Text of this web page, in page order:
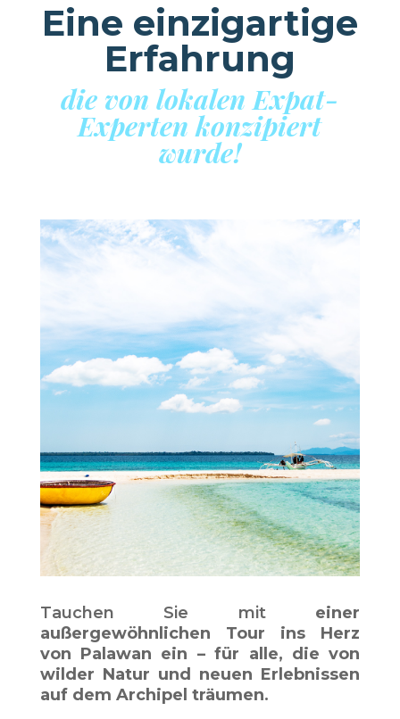
Eine einzigartige
Erfahrung
die von lokalen Expat-
Experten konzipiert
wurde!
Tauchen Sie mit einer
außergewöhnlichen Tour ins Herz
von Palawan ein – für alle, die von
wilder Natur und neuen Erlebnissen
auf dem Archipel träumen.